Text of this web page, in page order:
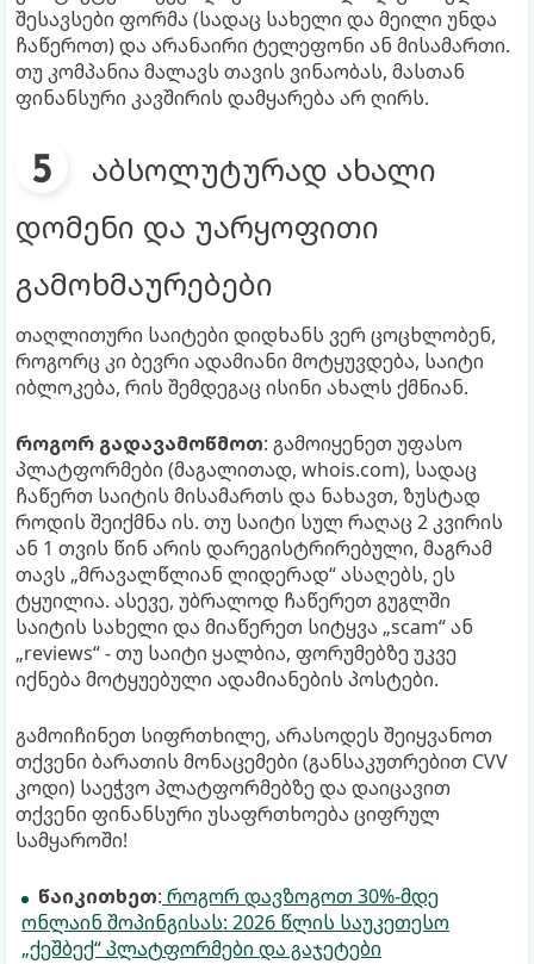
შესავსები ფორმა (სადაც სახელი და მეილი უნდა
ჩაწეროთ) და არანაირი ტელეფონი ან მისამართი.
თუ კომპანია მალავს თავის ვინაობას, მასთან
ფინანსური კავშირის დამყარება არ ღირს.
აბსოლუტურად ახალი
დომენი და უარყოფითი
გამოხმაურებები
თაღლითური საიტები დიდხანს ვერ ცოცხლობენ,
როგორც კი ბევრი ადამიანი მოტყუვდება, საიტი
იბლოკება, რის შემდეგაც ისინი ახალს ქმნიან.
როგორ გადავამოწმოთ: გამოიყენეთ უფასო
პლატფორმები (მაგალითად, whois.com), სადაც
ჩაწერთ საიტის მისამართს და ნახავთ, ზუსტად
როდის შეიქმნა ის. თუ საიტი სულ რაღაც 2 კვირის
ან 1 თვის წინ არის დარეგისტრირებული, მაგრამ
თავს „მრავალწლიან ლიდერად“ ასაღებს, ეს
ტყუილია. ასევე, უბრალოდ ჩაწერეთ გუგლში
საიტის სახელი და მიაწერეთ სიტყვა „scam“ ან
„reviews“ - თუ საიტი ყალბია, ფორუმებზე უკვე
იქნება მოტყუებული ადამიანების პოსტები.
გამოიჩინეთ სიფრთხილე, არასოდეს შეიყვანოთ
თქვენი ბარათის მონაცემები (განსაკუთრებით CVV
კოდი) საეჭვო პლატფორმებზე და დაიცავით
თქვენი ფინანსური უსაფრთხოება ციფრულ
სამყაროში!
წაიკითხეთ: როგორ დავზოგოთ 30%-მდე
ონლაინ შოპინგისას: 2026 წლის საუკეთესო
„ქეშბექ“ პლატფორმები და გაჯეტები